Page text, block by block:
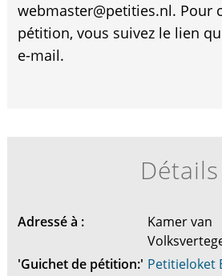
webmaster@petities.nl. Pour
pétition, vous suivez le lien
e-mail.
Détails
Adressé à :
Kamer van
'Guichet de pétition:' Petitieloket